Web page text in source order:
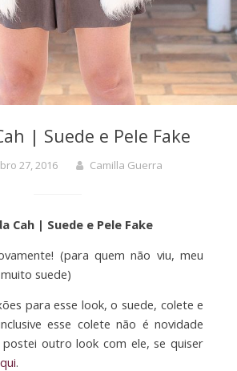
| Suede e Pele Fake
27, 2016 Camilla Guerra
Cah | Suede e Pele Fake
(para quem não viu, meu
suede)
para esse look, o suede, colete e
esse colete não é novidade
outro look com ele, se quiser
.